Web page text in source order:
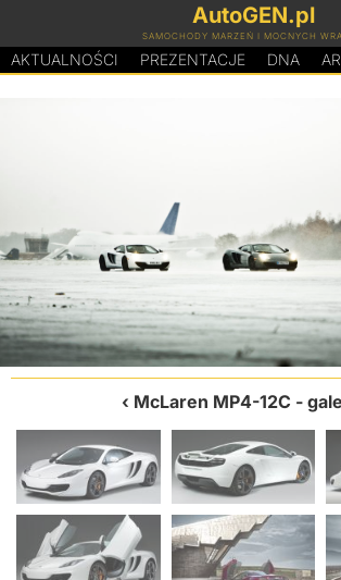
AutoGEN.pl
SAMOCHODY MARZEŃ I MOCNYCH
AKTUALNOŚCI PREZENTACJE DNA
McLaren MP4-12C -